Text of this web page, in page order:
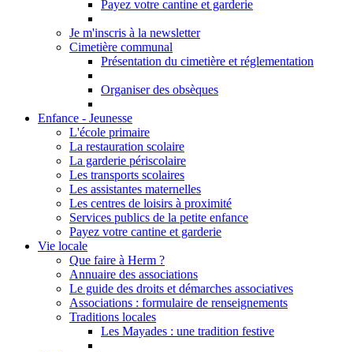
Payez votre cantine et garderie
Je m'inscris à la newsletter
Cimetière communal
Présentation du cimetière et réglementation
Organiser des obsèques
Enfance - Jeunesse
L'école primaire
La restauration scolaire
La garderie périscolaire
Les transports scolaires
Les assistantes maternelles
Les centres de loisirs à proximité
Services publics de la petite enfance
Payez votre cantine et garderie
Vie locale
Que faire à Herm ?
Annuaire des associations
Le guide des droits et démarches associatives
Associations : formulaire de renseignements
Traditions locales
Les Mayades : une tradition festive